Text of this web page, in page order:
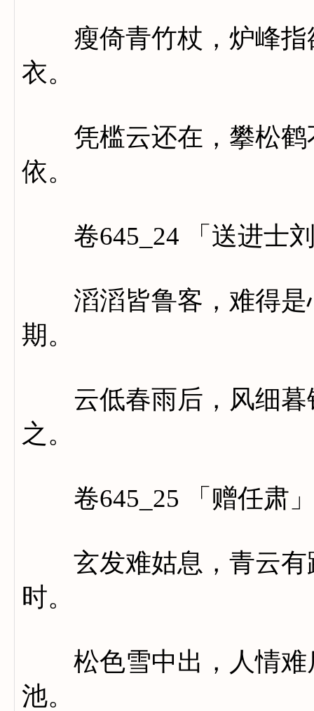
瘦倚青竹杖，炉峰指
衣。
凭槛云还在，攀松鹤
依。
卷645_24 「送进士刘
滔滔皆鲁客，难得是
期。
云低春雨后，风细暮
之。
卷645_25 「赠任肃
玄发难姑息，青云有
时。
松色雪中出，人情难
池。